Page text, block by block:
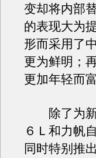
变却将内部
的表现大为
形而采用了
更为鲜明；
更加年轻而
除了为新
６Ｌ和力帆
同时特别推